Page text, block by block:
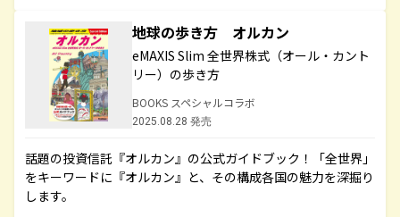
地球の歩き方 オルカン
eMAXIS Slim 全世界株式（オール・カント
リー）の歩き方
BOOKS スペシャルコラボ
2025.08.28 発売
話題の投資信託『オルカン』の公式ガイドブック！「全世界」
をキーワードに『オルカン』と、その構成各国の魅力を深掘り
します。